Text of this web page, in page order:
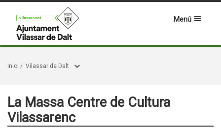
Menú
Inici / Vilassar de Dalt
La Massa Centre de Cultura
Vilassarenc